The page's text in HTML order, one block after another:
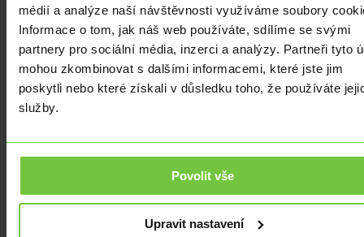
médií a analýze naší návštěvnosti využíváme soubory
Informace o tom, jak náš web používáte, sdílíme se svými
partnery pro sociální média, inzerci a analýzy. Partneři tyto
mohou zkombinovat s dalšími informacemi, které jste jim
poskytli nebo které získali v důsledku toho, že používáte
služby.
Povolit vše
Upravit nastavení
data
z
eurozóny
zase
ukázala,
že
inflace